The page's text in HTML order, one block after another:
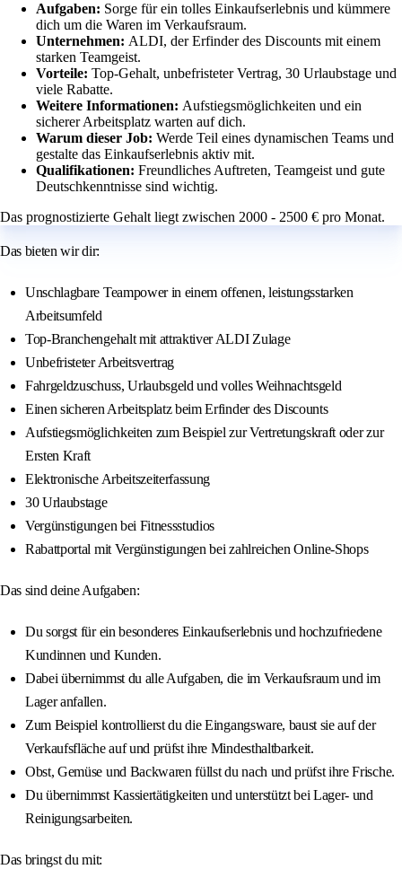
Aufgaben: Sorge für ein tolles Einkaufserlebnis und kümmere
dich um die Waren im Verkaufsraum.
Unternehmen: ALDI, der Erfinder des Discounts mit einem
starken Teamgeist.
Vorteile: Top-Gehalt, unbefristeter Vertrag, 30 Urlaubstage und
viele Rabatte.
Weitere Informationen: Aufstiegsmöglichkeiten und ein
sicherer Arbeitsplatz warten auf dich.
Warum dieser Job: Werde Teil eines dynamischen Teams und
gestalte das Einkaufserlebnis aktiv mit.
Qualifikationen: Freundliches Auftreten, Teamgeist und gute
Deutschkenntnisse sind wichtig.
Das prognostizierte Gehalt liegt zwischen 2000 - 2500 € pro Monat.
Das bieten wir dir:
Unschlagbare Teampower in einem offenen, leistungsstarken
Arbeitsumfeld
Top-Branchengehalt mit attraktiver ALDI Zulage
Unbefristeter Arbeitsvertrag
Fahrgeldzuschuss, Urlaubsgeld und volles Weihnachtsgeld
Einen sicheren Arbeitsplatz beim Erfinder des Discounts
Aufstiegsmöglichkeiten zum Beispiel zur Vertretungskraft oder zur
Ersten Kraft
Elektronische Arbeitszeiterfassung
30 Urlaubstage
Vergünstigungen bei Fitnessstudios
Rabattportal mit Vergünstigungen bei zahlreichen Online-Shops
Das sind deine Aufgaben:
Du sorgst für ein besonderes Einkaufserlebnis und hochzufriedene
Kundinnen und Kunden.
Dabei übernimmst du alle Aufgaben, die im Verkaufsraum und im
Lager anfallen.
Zum Beispiel kontrollierst du die Eingangsware, baust sie auf der
Verkaufsfläche auf und prüfst ihre Mindesthaltbarkeit.
Obst, Gemüse und Backwaren füllst du nach und prüfst ihre Frische.
Du übernimmst Kassiertätigkeiten und unterstützt bei Lager- und
Reinigungsarbeiten.
Das bringst du mit: